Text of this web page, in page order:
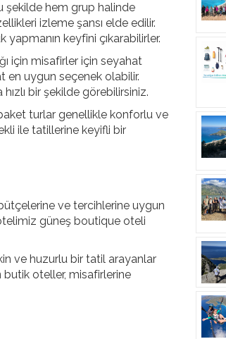
şekilde hem grup halinde
izleme şansı elde edilir.
keyfini çıkarabilirler.
için misafirler için seyahat
en uygun seçenek olabilir.
bir şekilde görebilirsiniz.
turlar genellikle konforlu ve
ile tatillerine keyifli bir
ve tercihlerine uygun
güneş boutique oteli
ve huzurlu bir tatil arayanlar
oteller, misafirlerine